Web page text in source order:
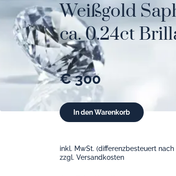
Weißgold
ca. 0.24ct
€ 300
inkl. MwSt. (differenzbesteuert nach
zzgl. Versandkosten